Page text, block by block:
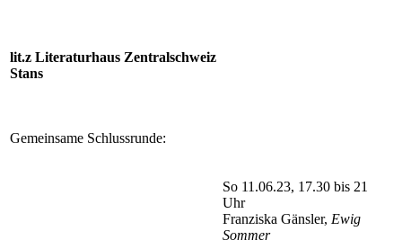
lit.z Literaturhaus Zentralschweiz
Stans
Gemeinsame Schlussrunde:
So 11.06.23, 17.30 bis 21
Uhr
Franziska Gänsler, Ewig
Sommer